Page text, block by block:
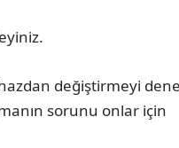
değiştirmeyi
sorunu onlar için